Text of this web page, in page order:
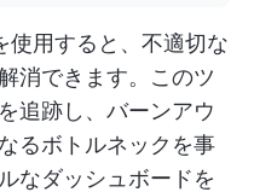
使用すると、不適切な
消できます。このツ
追跡し、バーンアウ
るボトルネックを事
なダッシュボードを